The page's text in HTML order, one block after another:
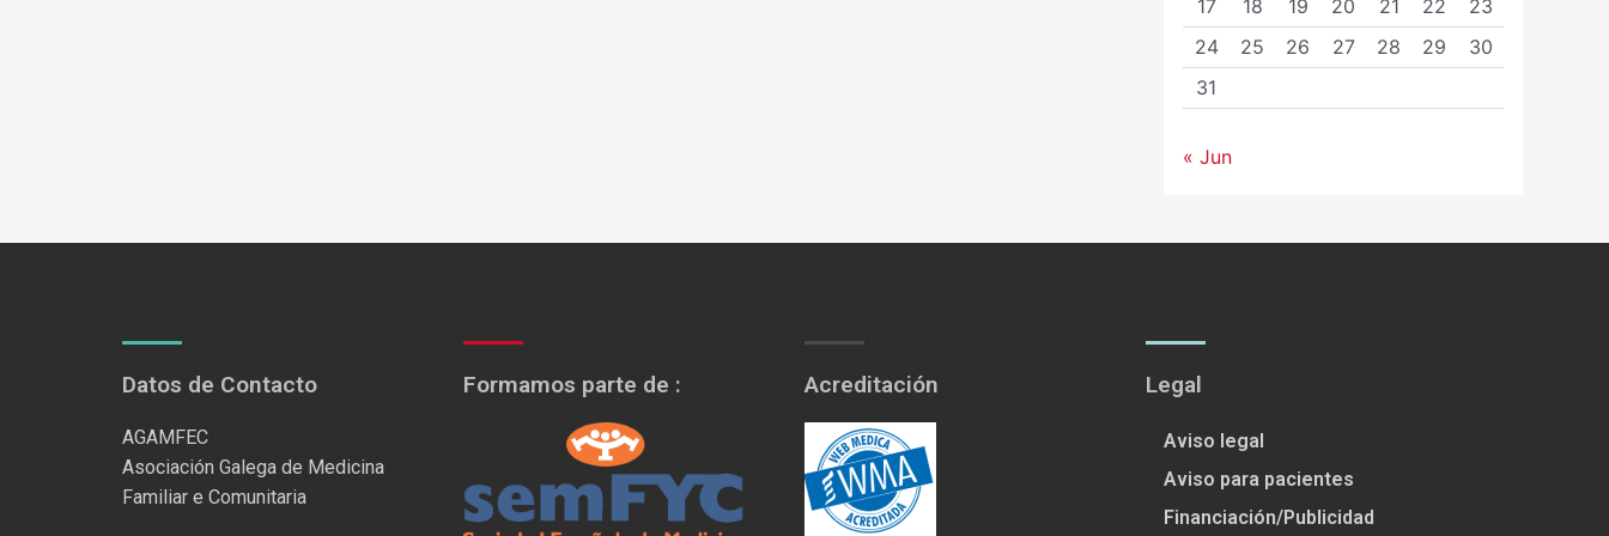
17
18 19 20 21 22
23
24
25 26 27 28 29
30
31
« Jun
Datos de Contacto
AGAMFEC
Asociación Galega de Medicina
Familiar e Comunitaria
Formamos parte de : Acreditación Legal
Aviso legal
Aviso para pacientes
Financiación/Publicidad